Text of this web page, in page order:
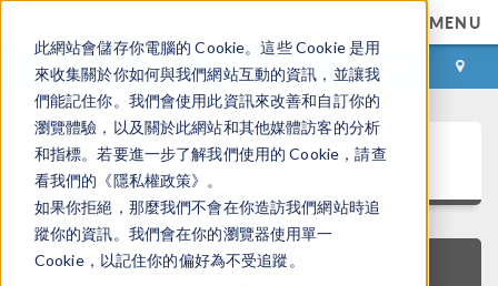
此網站會儲存你電腦的 Cookie。這些 Cookie 是用
來收集關於你如何與我們網站互動的資訊，並讓我
們能記住你。我們會使用此資訊來改善和自訂你的
瀏覽體驗，以及關於此網站和其他媒體訪客的分析
和指標。若要進一步了解我們使用的 Cookie，請查
看我們的《隱私權政策》。
如果你拒絕，那麼我們不會在你造訪我們網站時追
蹤你的資訊。我們會在你的瀏覽器使用單一
Cookie，以記住你的偏好為不受追蹤。
MENU
登录 咨询与购买
案例下载
快速搜索